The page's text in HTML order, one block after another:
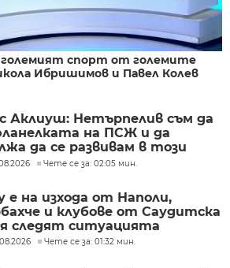
големият спорт от големите
Ибришимов и Павел Колев
Аклиуш: Нетърпелив съм да
на ПСЖ и да
да се развивам в този
Чете се за: 02:05 мин.
е на изхода от Наполи,
и клубове от Саудитска
следят ситуацията
Чете се за: 01:32 мин.